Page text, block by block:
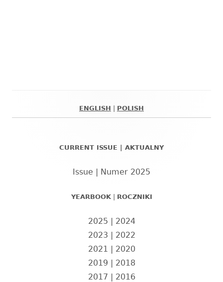
ENGLISH POLISH
CURRENT ISSUE | AKTUALNY
Issue | Numer 2025
YEARBOOK| ROCZNIKI
2025 | 2024
2023 | 2022
2021 | 2020
2019 | 2018
2017 | 2016